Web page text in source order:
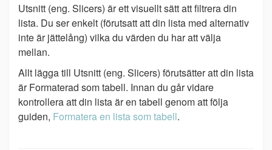
Utsnitt (eng. Slicers) är ett visuellt sätt att filtrera din
lista. Du ser enkelt (förutsatt att din lista med alternativ
inte är jättelång) vilka du värden du har att välja
mellan.
Allt lägga till Utsnitt (eng. Slicers) förutsätter att din lista
är Formaterad som tabell. Innan du går vidare
kontrollera att din lista är en tabell genom att följa
guiden, Formatera en lista som tabell.